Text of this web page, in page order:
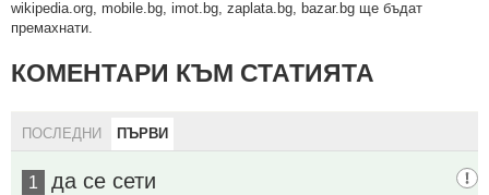
wikipedia.org, mobile.bg, imot.bg, zaplata.bg, bazar.bg ще бъдат
премахнати.
КОМЕНТАРИ КЪМ СТАТИЯТА
ПОСЛЕДНИ ПЪРВИ
1 да се сети